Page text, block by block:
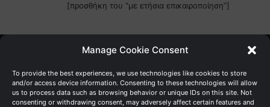
Manage Cookie Consent
To provide the best experiences, we use technologies like cookies to store
and/or access device information. Consenting to these technologies will allow
us to process data such as browsing behavior or unique IDs on this site. Not
consenting or withdrawing consent, may adversely affect certain features and
[προσθήκη του “με ετήσια επικαιροποίηση”]
Γενική Διεύθυνση Ανάπτυξης
Υπουργείο Οικονομικών | Κυπριακή Δημοκρατία